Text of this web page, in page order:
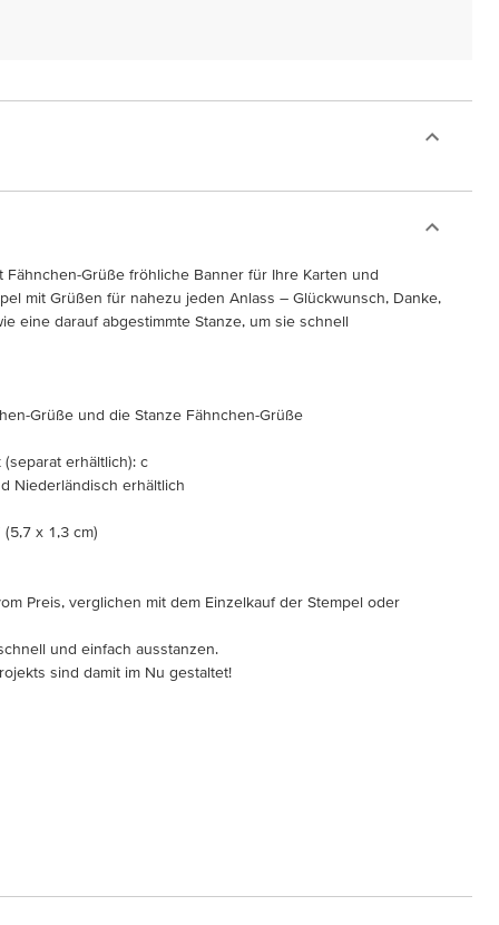
Fähnchen-Grüße fröhliche Banner für Ihre Karten und
mit Grüßen für nahezu jeden Anlass – Glückwunsch, Danke,
eine darauf abgestimmte Stanze, um sie schnell
Grüße und die Stanze Fähnchen-Grüße
erhältlich): c
Niederländisch erhältlich
x 1,3 cm)
Preis, verglichen mit dem Einzelkauf der Stempel oder
und einfach ausstanzen.
sind damit im Nu gestaltet!